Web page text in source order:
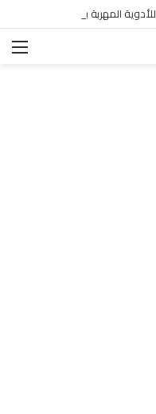
المهربة بالبساتين